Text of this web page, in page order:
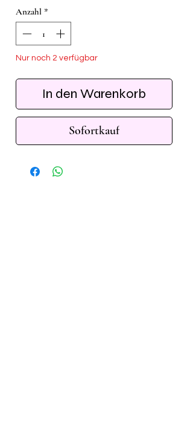
Anzahl *
Nur noch 2 verfügbar
In den Warenkorb
Sofortkauf